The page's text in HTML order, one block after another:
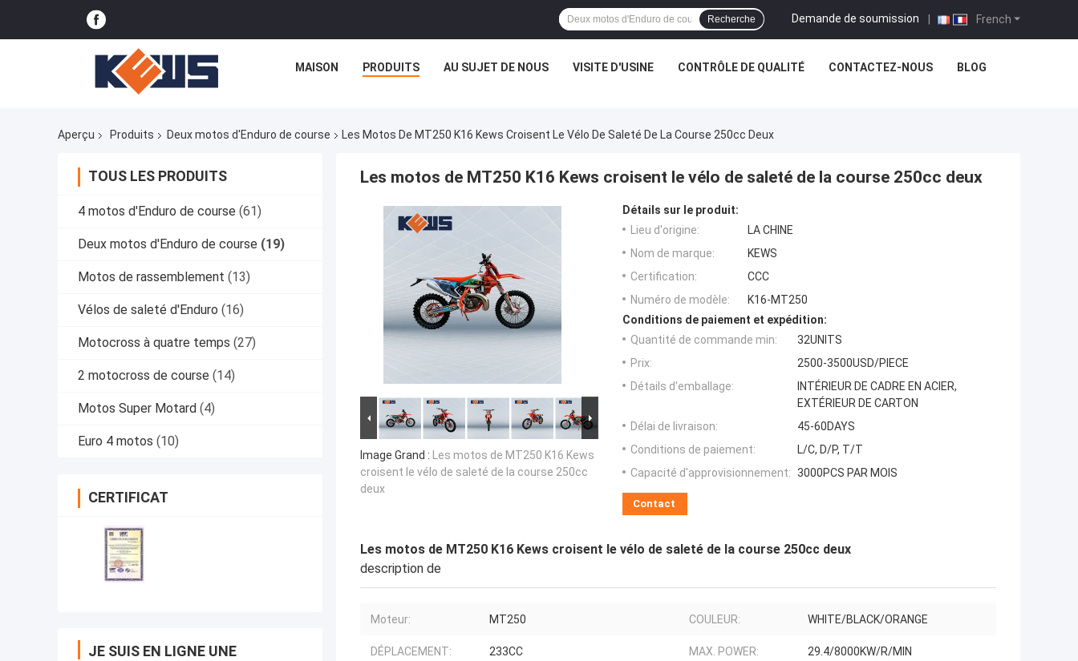
French
Demande de soumission |
Recherche
MAISON PRODUITS AU SUJET DE NOUS VISITE D'USINE CONTRÔLE DE QUALITÉ CONTACTEZ-NOUS BLOG
Aperçu Produits Deux motos d'Enduro de course Les Motos De MT250 K16 Kews Croisent Le Vélo De Saleté De La Course 250cc Deux
TOUS LES PRODUITS
4 motos d'Enduro de course (61)
Deux motos d'Enduro de course (19)
Motos de rassemblement (13)
Vélos de saleté d'Enduro (16)
Motocross à quatre temps (27)
2 motocross de course (14)
Motos Super Motard (4)
Euro 4 motos (10)
CERTIFICAT
JE SUIS EN LIGNE UNE
Les motos de MT250 K16 Kews croisent le vélo de saleté de la course 250cc deux
Image Grand : Les motos de MT250 K16 Kews
croisent le vélo de saleté de la course 250cc
deux
Détails sur le produit:
Lieu d'origine:
LA CHINE
Nom de marque:
KEWS
Certification:
CCC
Numéro de modèle:
K16-MT250
Conditions de paiement et expédition:
Quantité de commande min:
32UNITS
Prix:
2500-3500USD/PIECE
Détails d'emballage:
INTÉRIEUR DE CADRE EN ACIER,
EXTÉRIEUR DE CARTON
Délai de livraison:
45-60DAYS
Conditions de paiement:
L/C, D/P, T/T
Capacité d'approvisionnement: 3000PCS PAR MOIS
Contact
Les motos de MT250 K16 Kews croisent le vélo de saleté de la course 250cc deux
description de
Moteur: MT250 COULEUR: WHITE/BLACK/ORANGE
DÉPLACEMENT: 233CC MAX. POWER: 29.4/8000KW/R/MIN